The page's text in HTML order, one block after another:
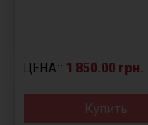
ЦЕНА:: 1 850.00 грн.
Купить